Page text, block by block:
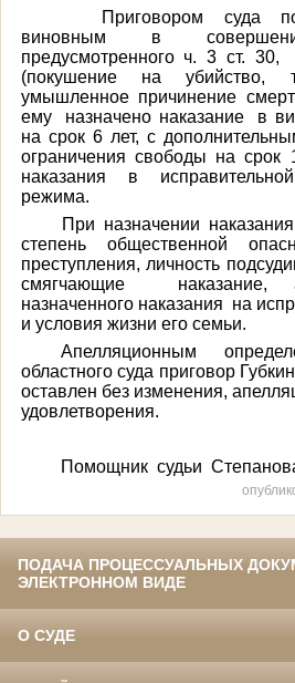
Приговором суда
виновным в
предусмотренного ч. 3 ст.
(покушение на убийство,
умышленное причинение
ему назначено наказание в
на срок 6 лет, с
ограничения свободы на срок
наказания в
режима.
При назначении
степень общественной
преступления, личность
смягчающие наказание,
назначенного наказания на
и условия жизни его семьи.
Апелляционным
областного суда приговор
оставлен без изменения,
удовлетворения.
Помощник судьи
ПОДАЧА ПРОЦЕССУАЛЬНЫХ
ЭЛЕКТРОННОМ ВИДЕ
О СУДЕ